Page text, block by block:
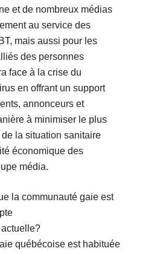
et de nombreux médias
au service des
mais aussi pour les
des personnes
face à la crise du
en offrant un support
annonceurs et
à minimiser le plus
la situation sanitaire
économique des
média.
la communauté gaie est
québécoise est habituée